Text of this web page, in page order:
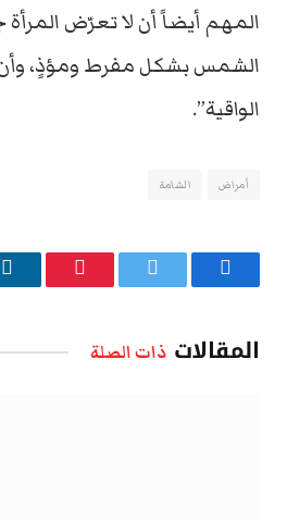
المهم أيضاً أن لا تعرّض
الشمس بشكل مفرط ومؤذٍ،
الواقية”.
أمراض الشامة
فيسبوك تويتر بينتيريست
المقالات ذات الصلة